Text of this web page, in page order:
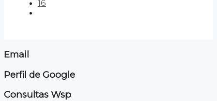
16
Email
Perfil de Google
Consultas Wsp